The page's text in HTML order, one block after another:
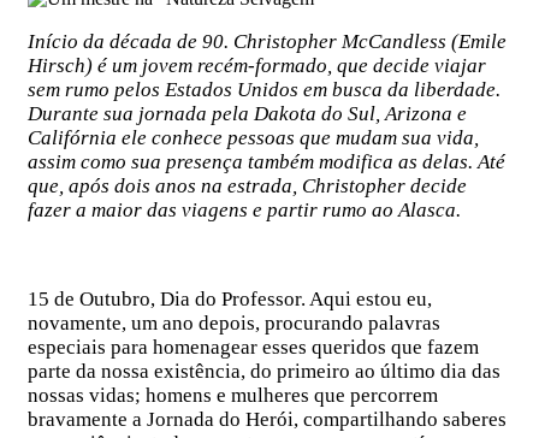
Início da década de 90. Christopher McCandless (Emile
Hirsch) é um jovem recém-formado, que decide viajar
sem rumo pelos Estados Unidos em busca da liberdade.
Durante sua jornada pela Dakota do Sul, Arizona e
Califórnia ele conhece pessoas que mudam sua vida,
assim como sua presença também modifica as delas. Até
que, após dois anos na estrada, Christopher decide
fazer a maior das viagens e partir rumo ao Alasca.
15 de Outubro, Dia do Professor. Aqui estou eu,
novamente, um ano depois, procurando palavras
especiais para homenagear esses queridos que fazem
parte da nossa existência, do primeiro ao último dia das
nossas vidas; homens e mulheres que percorrem
bravamente a Jornada do Herói, compartilhando saberes